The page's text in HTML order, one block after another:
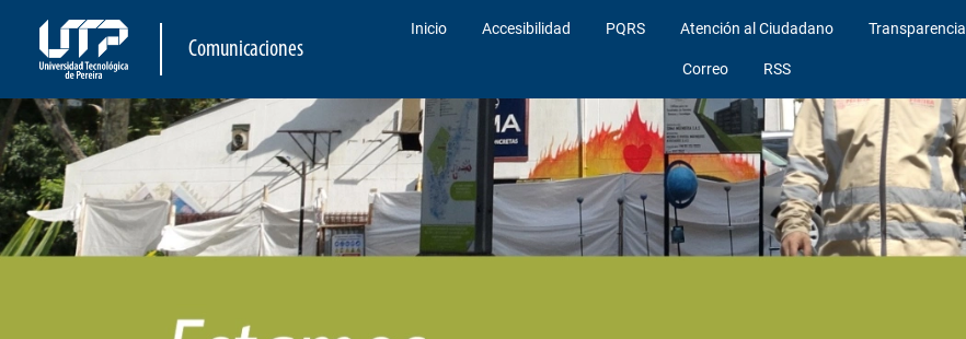
Comunicaciones
Inicio Accesibilidad PQRS Atención al Ciudadano Transparencia
Correo RSS